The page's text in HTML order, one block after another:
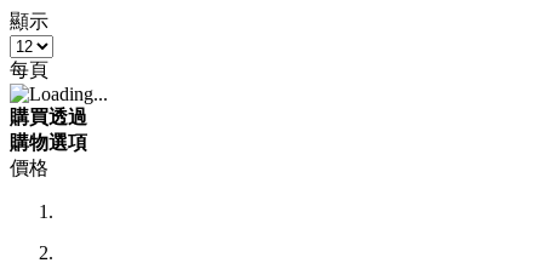
顯示
每頁
購買透過
購物選項
價格